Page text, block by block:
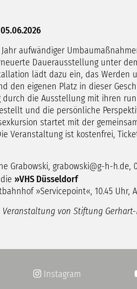
aufwändiger
Dauerausstellung unter
lädt dazu ein, das Werden
den eigenen Platz in dieser
durch die Ausstellung mit ihren
und die persönliche
startet mit der
Veranstaltung ist kostenfrei,
Grabowski, grabowski g-h-h de,
»VHS Düsseldorf
»Servicepoint«, 10.45 Uhr,
Veranstaltung von Stiftung
Instagram